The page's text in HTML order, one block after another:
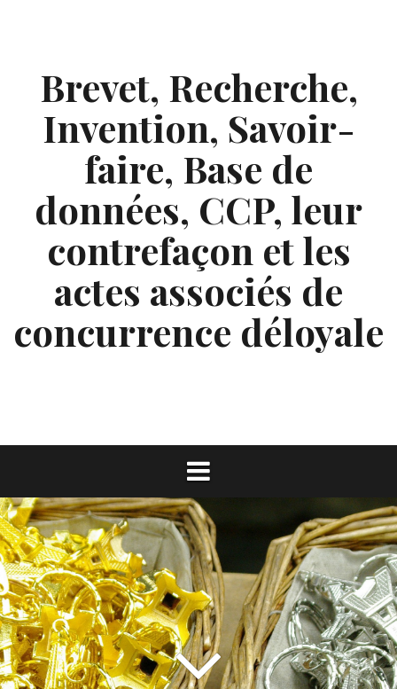
Brevet, Recherche,
Invention, Savoir-
faire, Base de
données, CCP, leur
contrefaçon et les
actes associés de
concurrence déloyale